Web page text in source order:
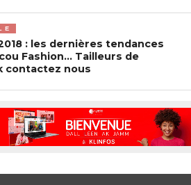
: les dernières tendances
Fashion… Tailleurs de
contactez nous